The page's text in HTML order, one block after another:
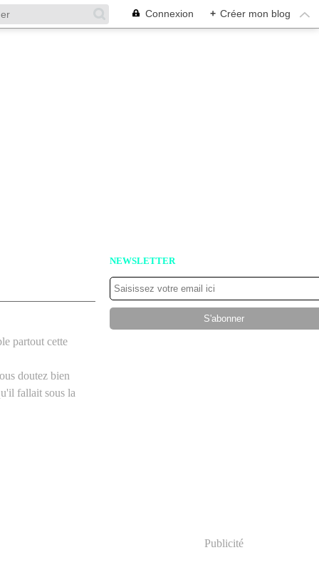
Connexion + Créer mon blog
partout cette
doutez bien
fallait sous la
NEWSLETTER
Publicité